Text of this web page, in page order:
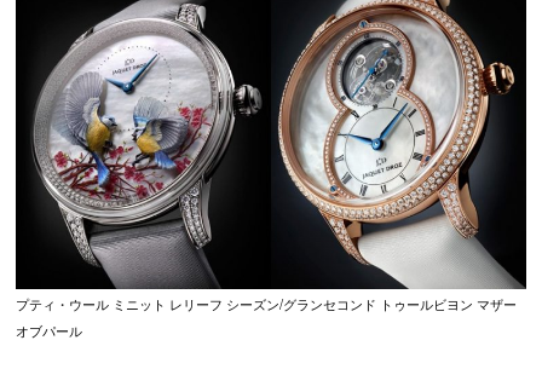
プティ・ウール ミニット レリーフ シーズン/グランセコンド トゥールビヨン マザー
オブパール